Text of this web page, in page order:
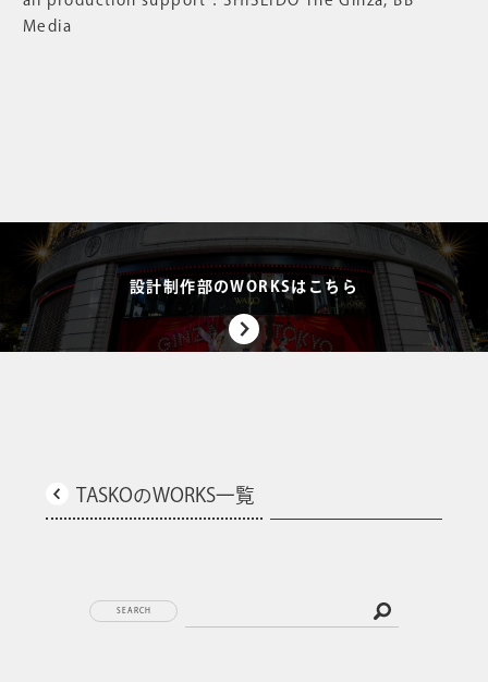
Media
設計制作部のWORKSはこちら
TASKOのWORKS一覧
SEARCH